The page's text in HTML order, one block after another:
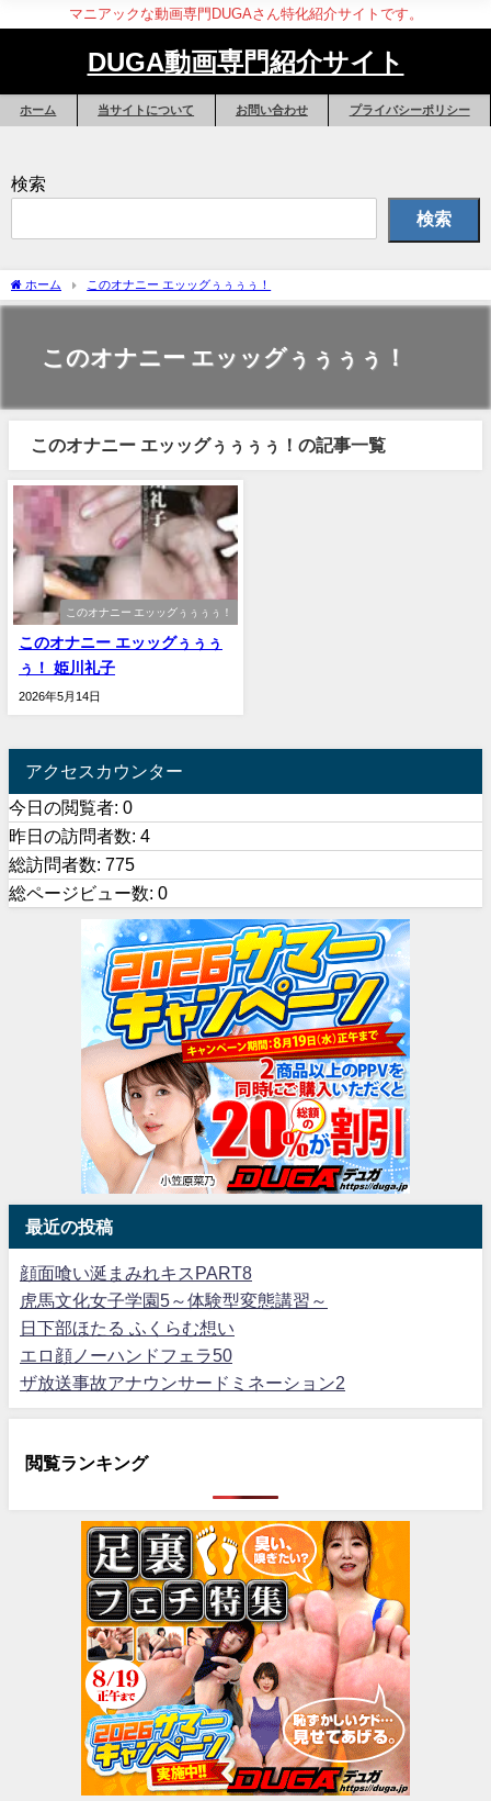
マニアックな動画専門DUGAさん特化紹介サイトです。
DUGA動画専門紹介サイト
ホーム 当サイトについて お問い合わせ プライバシーポリシー
検索
検索
ホーム このオナニー エッッグぅぅぅぅ！
このオナニー エッッグぅぅぅぅ！
このオナニー エッッグぅぅぅぅ！の記事一覧
このオナニー エッッグぅぅぅぅ！
このオナニー エッッグぅぅぅ
ぅ！ 姫川礼子
2026年5月14日
アクセスカウンター
今日の閲覧者: 0
昨日の訪問者数: 4
総訪問者数: 775
総ページビュー数: 0
最近の投稿
顔面喰い涎まみれキスPART8
虎馬文化女子学園5～体験型変態講習～
日下部ほたる ふくらむ想い
エロ顔ノーハンドフェラ50
ザ放送事故アナウンサードミネーション2
閲覧ランキング